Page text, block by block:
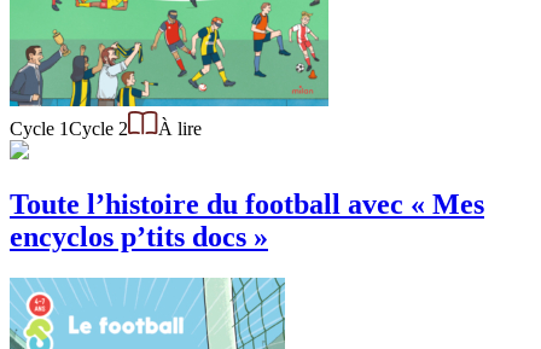
Cycle 1Cycle 2 À lire
Toute l’histoire du football avec « Mes
encyclos p’tits docs »